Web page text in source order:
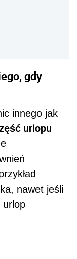
gdy
innego jak
urlopu
nawet jeśli
urlop